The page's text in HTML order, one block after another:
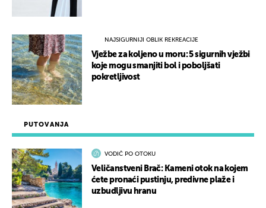
PUTOVANJA
VODIČ PO OTOKU
Veličanstveni Brač: Kameni otok na kojem
ćete pronaći pustinju, predivne plaže i
uzbudljivu hranu
NAJSIGURNIJI OBLIK REKREACIJE
Vježbe za koljeno u moru: 5 sigurnih vježbi
koje mogu smanjiti bol i poboljšati
pokretljivost